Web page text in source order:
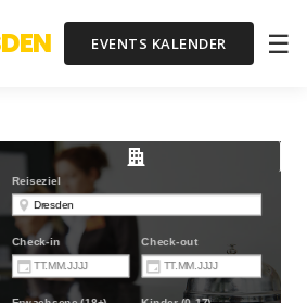
EVENTS KALENDER ☰